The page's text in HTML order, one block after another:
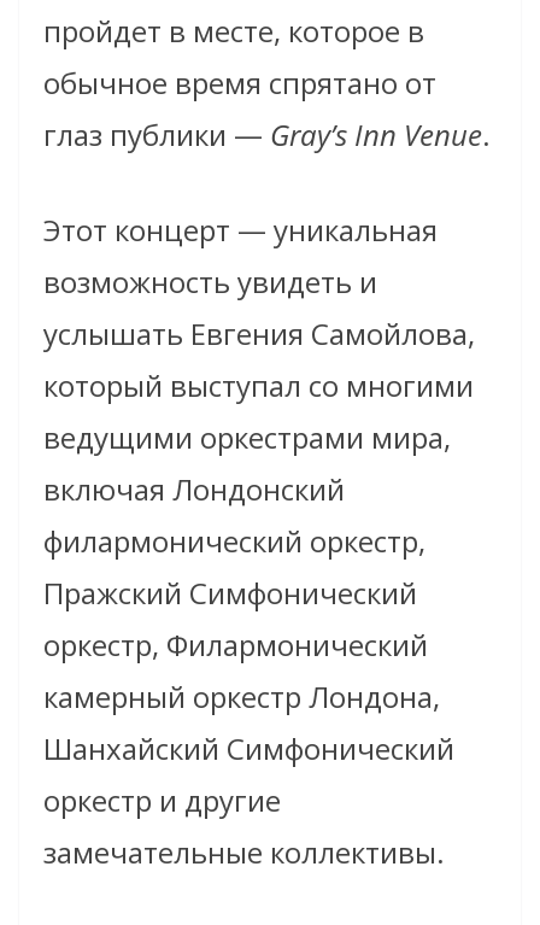
пройдет в месте, которое в
обычное время спрятано от
глаз публики — Gray’s Inn Venue.
Этот концерт — уникальная
возможность увидеть и
услышать Евгения Самойлова,
который выступал со многими
ведущими оркестрами мира,
включая Лондонский
филармонический оркестр,
Пражский Симфонический
оркестр, Филармонический
камерный оркестр Лондона,
Шанхайский Симфонический
оркестр и другие
замечательные коллективы.